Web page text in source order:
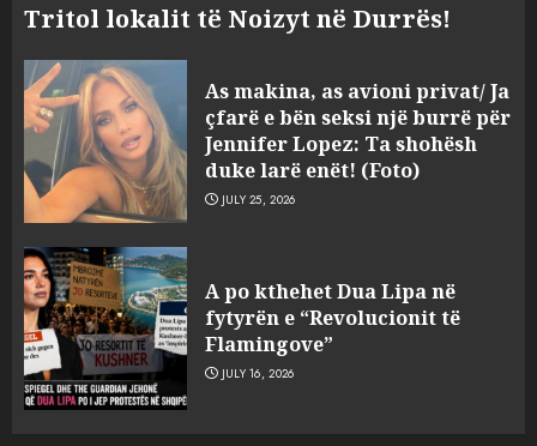
Tritol lokalit të Noizyt në Durrës!
As makina, as avioni privat/ Ja
çfarë e bën seksi një burrë për
Jennifer Lopez: Ta shohësh
duke larë enët! (Foto)
JULY 25, 2026
A po kthehet Dua Lipa në
fytyrën e “Revolucionit të
Flamingove”
JULY 16, 2026
3
burgosur përfundojnë në
spital! (Emrat)
AUGUST 8, 2026